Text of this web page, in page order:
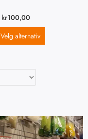
kr100,00
Velg alternativ